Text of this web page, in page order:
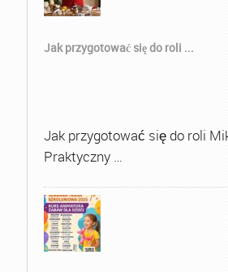
Jak przygotować się do roli ...
Jak przygotować się do roli
Praktyczny …